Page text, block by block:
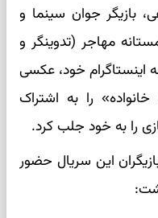
بازیگر جوان سینما و
مهاجر (تدوینگر و
اینستاگرام خود، عکسی
را به اشتراک
را به خود جلب کرد.
این سریال حضور